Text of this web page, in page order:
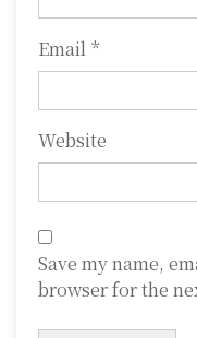
Email *
Website
Save my name,
browser for the